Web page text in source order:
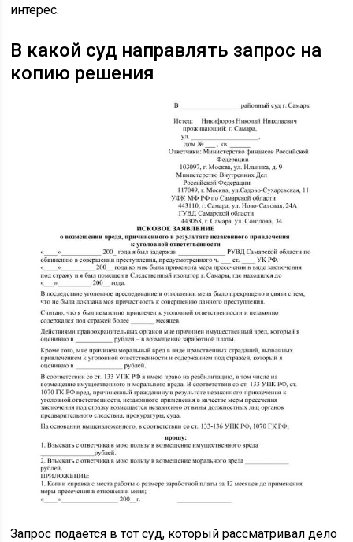
интерес.
В какой суд направлять запрос на
копию решения
Запрос подаётся в тот суд, который рассматривал дело